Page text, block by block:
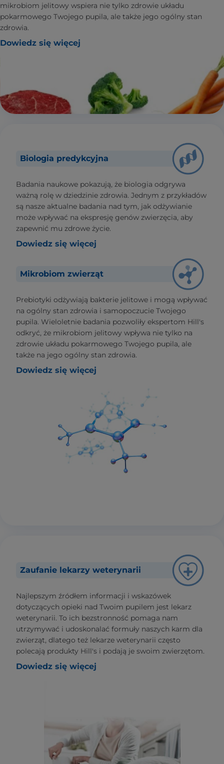
mikrobiom jelitowy wspiera nie tylko zdrowie układu
pokarmowego Twojego pupila, ale także jego ogólny stan
zdrowia.
Dowiedz się więcej
Biologia predykcyjna
Badania naukowe pokazują, że biologia odgrywa
ważną rolę w dziedzinie zdrowia. Jednym z przykładów
są nasze aktualne badania nad tym, jak odżywianie
może wpływać na ekspresję genów zwierzęcia, aby
zapewnić mu zdrowe życie.
Dowiedz się więcej
Mikrobiom zwierząt
Prebiotyki odżywiają bakterie jelitowe i mogą wpływać
na ogólny stan zdrowia i samopoczucie Twojego
pupila. Wieloletnie badania pozwoliły ekspertom Hill's
odkryć, że mikrobiom jelitowy wpływa nie tylko na
zdrowie układu pokarmowego Twojego pupila, ale
także na jego ogólny stan zdrowia.
Dowiedz się więcej
Zaufanie lekarzy weterynarii
Najlepszym źródłem informacji i wskazówek
dotyczących opieki nad Twoim pupilem jest lekarz
weterynarii. To ich bezstronność pomaga nam
utrzymywać i udoskonalać formuły naszych karm dla
zwierząt, dlatego też lekarze weterynarii często
polecają produkty Hill's i podają je swoim zwierzętom.
Dowiedz się więcej